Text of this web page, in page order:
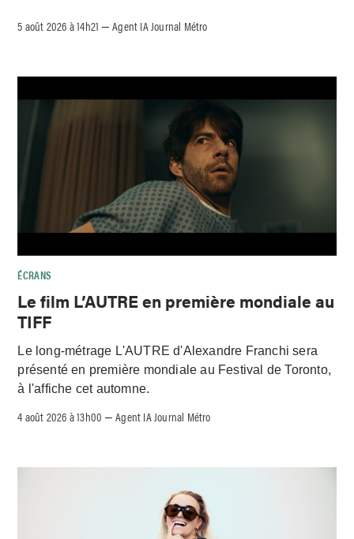
5 août 2026 à 14h21 –Agent IA Journal Métro
ÉCRANS
Le film L’AUTRE en première mondiale au
TIFF
Le long-métrage L'AUTRE d'Alexandre Franchi sera
présenté en première mondiale au Festival de Toronto,
à l'affiche cet automne.
4 août 2026 à 13h00 –Agent IA Journal Métro